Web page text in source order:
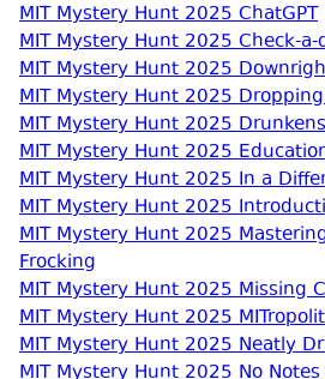
MIT Mystery Hunt 2025 ChatGPT
MIT Mystery Hunt 2025 Check-a-
MIT Mystery Hunt 2025
MIT Mystery Hunt 2025
MIT Mystery Hunt 2025
MIT Mystery Hunt 2025
MIT Mystery Hunt 2025 In a
MIT Mystery Hunt 2025
MIT Mystery Hunt 2025
Frocking
MIT Mystery Hunt 2025 Missing
MIT Mystery Hunt 2025
MIT Mystery Hunt 2025 Neatly